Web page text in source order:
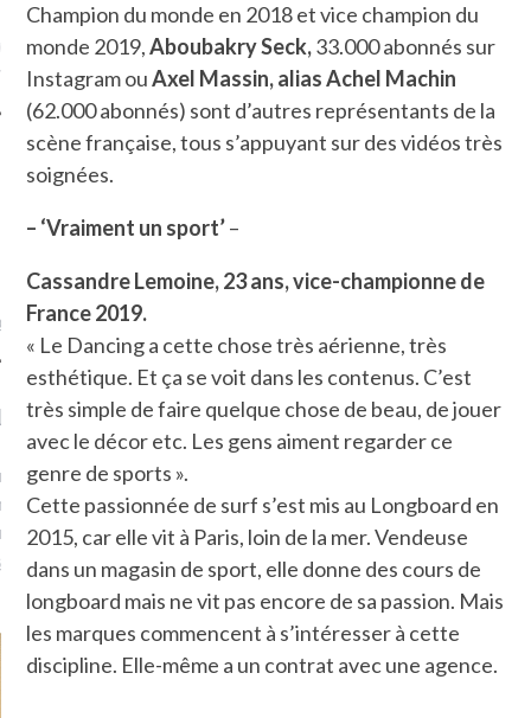
surla-femme-qui-
MOI SUR
@Isa_Monrozier
ARCACHON
je t'aime, my little bassin
comment ? "
je ne parle presque que
Champion du monde en 2018 et vice champion du
monde 2019,Aboubakry Seck,33.000 abonnés sur
Instagram ouAxel Massin, alias Achel Machin
(62.000 abonnés) sont d’autres représentants de la
scène française, tous s’appuyant sur des vidéos très
soignées.
– ‘Vraiment un sport’–
Cassandre Lemoine, 23 ans, vice-championne de
France 2019.
« Le Dancing a cette chose très aérienne, très
esthétique. Et ça se voit dans les contenus. C’est
très simple de faire quelque chose de beau, de jouer
avec le décor etc. Les gens aiment regarder ce
genre de sports ».
Cette passionnée de surf s’est mis au Longboard en
2015, car elle vit à Paris, loin de la mer. Vendeuse
dans un magasin de sport, elle donne des cours de
longboard mais ne vit pas encore de sa passion. Mais
les marques commencent à s’intéresser à cette
discipline. Elle-même a un contrat avec une agence.